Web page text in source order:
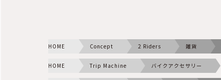
HOME Concept 2 Riders 雑貨
HOME Trip Machine バイクアクセサリー